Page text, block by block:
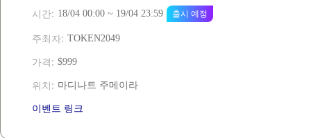
시간: 18/04 00:00 ~ 19/04 23:59 출시 예정
주최자: TOKEN2049
가격: $999
위치: 마디나트 주메이라
이벤트 링크